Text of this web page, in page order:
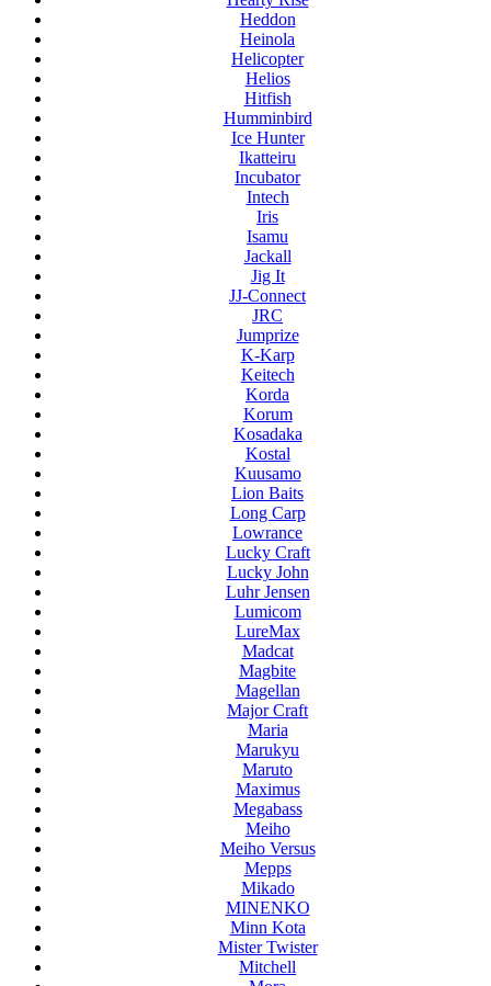
Heddon
Heinola
Helicopter
Helios
Hitfish
Humminbird
Ice Hunter
Ikatteiru
Incubator
Intech
Iris
Isamu
Jackall
Jig It
JJ-Connect
JRC
Jumprize
K-Karp
Keitech
Korda
Korum
Kosadaka
Kostal
Kuusamo
Lion Baits
Long Carp
Lowrance
Lucky Craft
Lucky John
Luhr Jensen
Lumicom
LureMax
Madcat
Magbite
Magellan
Major Craft
Maria
Marukyu
Maruto
Maximus
Megabass
Meiho
Meiho Versus
Mepps
Mikado
MINENKO
Minn Kota
Mister Twister
Mitchell